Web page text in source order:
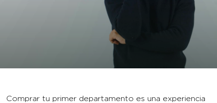
Comprar tu primer departamento es una experiencia